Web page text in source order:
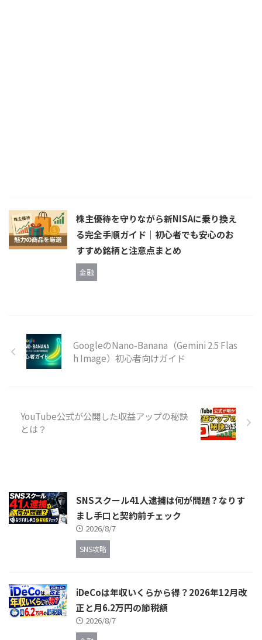
株主優待を守りながら新NISAに乗り換え
る完全手順ガイド｜初心者でも安心のお
すすめ銘柄と注意点まとめ
金融
GoogleのNano-Banana（Gemini 2.5 Flas
h Image）初心者向けガイド
YouTube公式が公開した収益アップの秘訣
とは？
SNSスクール41人逮捕は何が問題？なりす
まし手口と契約前チェック
2026/8/7
SNS攻略
iDeCoは年収いくらから得？2026年12月改
正と月6.2万円の節税額
2026/8/7